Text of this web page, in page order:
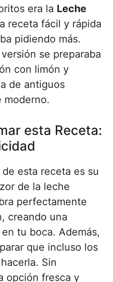
era la Leche
receta fácil y rápida
pidiendo más.
se preparaba
con limón y
de antiguos
moderno.
esta Receta:
esta receta es su
de la leche
perfectamente
creando una
tu boca. Además,
que incluso los
Sin
opción fresca y